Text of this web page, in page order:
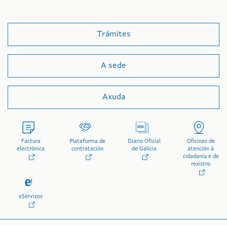
Trámites
A sede
Axuda
Factura
electrónica
Plataforma de
contratación
Diario Oficial
de Galicia
Oficinas de
atención á
cidadanía e de
rexistro
eServizos